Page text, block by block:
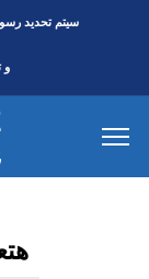
سيتم تحديد
و